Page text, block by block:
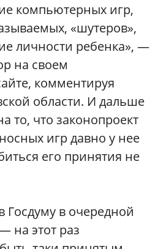
компьютерных игр,
«шутеров»,
личности ребенка», —
на своем
комментируя
области. И дальше
то, что законопроект
игр давно у нее
его принятия не
Госдуму в очередной
на этот раз